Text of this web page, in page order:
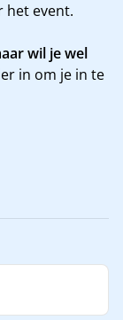
het event.
wil je wel
in om je in te